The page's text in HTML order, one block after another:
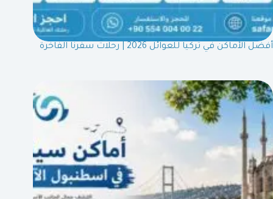
أفضل الأماكن في تركيا للعوائل 2026 | رحلات سفرنا الفاخرة